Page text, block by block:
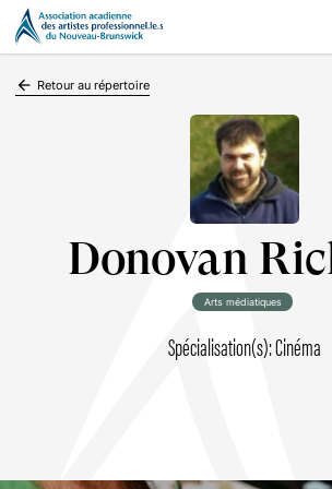
arrow_backward
Retour au répertoire
Donovan
Arts médiatiques
Spécialisation(s): Cinéma